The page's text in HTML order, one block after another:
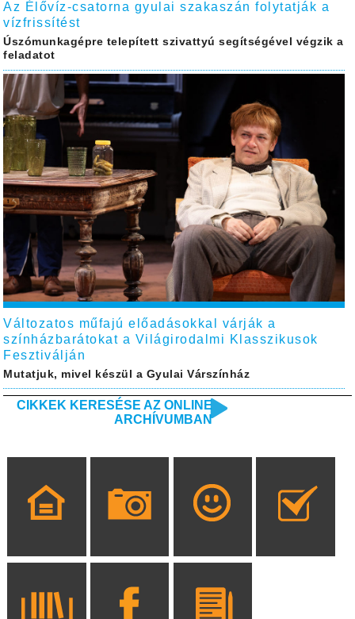
Az Élővíz-csatorna gyulai szakaszán folytatják a
vízfrissítést
Úszómunkagépre telepített szivattyú segítségével végzik a
feladatot
Változatos műfajú előadásokkal várják a
színházbarátokat a Világirodalmi Klasszikusok
Fesztiválján
Mutatjuk, mivel készül a Gyulai Várszínház
CIKKEK KERESÉSE AZ ONLINE
ARCHÍVUMBAN